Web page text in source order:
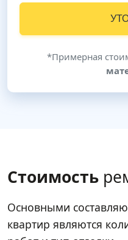
*Примерная
Стоимость
Основными
квартир являются